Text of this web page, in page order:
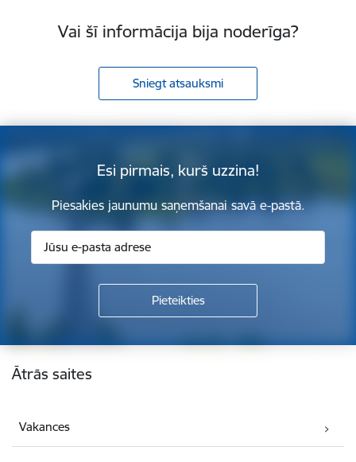
Vai šī informācija bija noderīga?
Sniegt atsauksmi
Esi pirmais, kurš uzzina!
Piesakies jaunumu saņemšanai savā e-pastā.
Kājene
Ātrās saites
Vakances